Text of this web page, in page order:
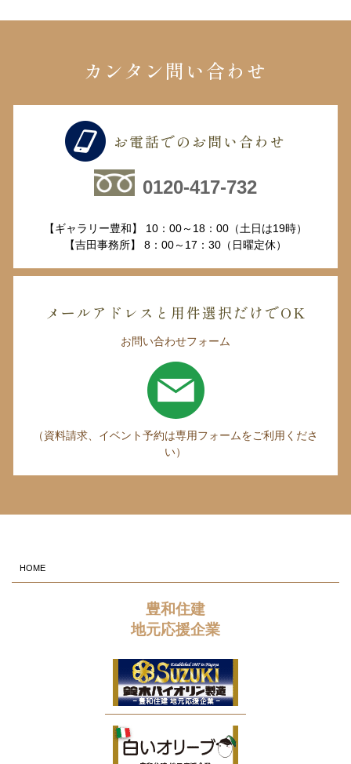
カンタン問い合わせ
お電話でのお問い合わせ
0120-417-732
【ギャラリー豊和】 10：00～18：00（土日は19時）
【吉田事務所】 8：00～17：30（日曜定休）
メールアドレスと用件選択だけでOK
お問い合わせフォーム
（資料請求、イベント予約は専用フォームをご利用くださ
い）
HOME
豊和住建
地元応援企業